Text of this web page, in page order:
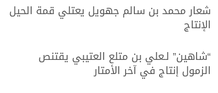
شعار محمد بن سالم جهويل يعتلي قمة الحيل
الإنتاج
“شاهين” لـعلي بن متلع العتيبي يقتنص
الزمول إنتاج في آخر الأمتار